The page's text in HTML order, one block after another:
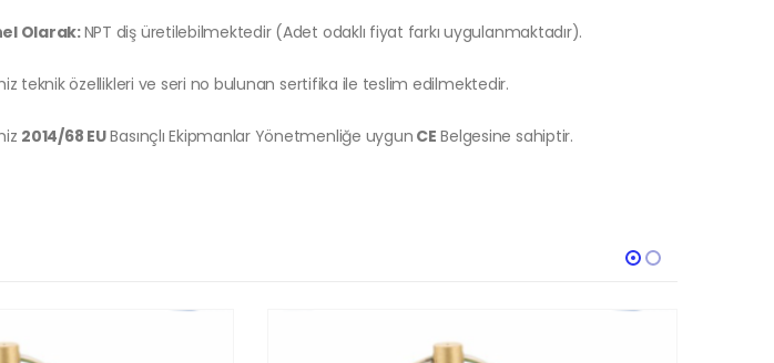
Olarak:NPT diş üretilebilmektedir (Adet odaklı fiyat farkı uygulanmaktadır).
teknik özellikleri ve seri no bulunan sertifika ile teslim edilmektedir.
2014/68 EUBasınçlı Ekipmanlar Yönetmenliğe uygun CE Belgesine sahiptir.